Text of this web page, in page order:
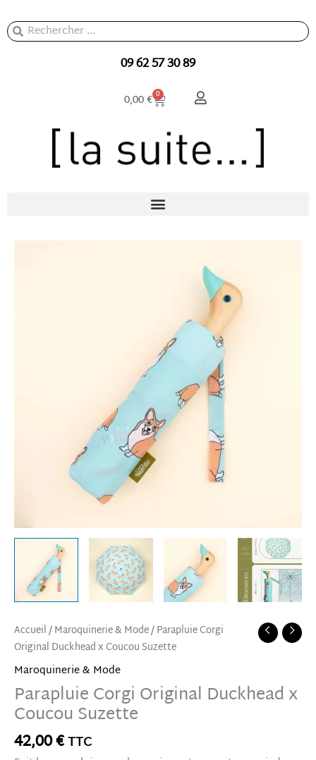
au
contenu
Rechercher
Rechercher
09 62 57 30 89
0,00€ 0
Panier
Accueil/Maroquinerie & Mode/ Parapluie Corgi
Original Duckhead x Coucou Suzette
Maroquinerie & Mode
Parapluie Corgi Original Duckhead x
Coucou Suzette
42,00€TTC